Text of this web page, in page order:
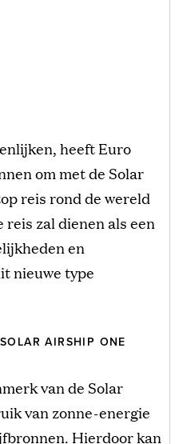
heeft Euro
om met de Solar
reis rond de wereld
reis zal dienen als een
en
nieuwe type
AIRSHIP ONE
van de Solar
van zonne-energie
Hierdoor kan